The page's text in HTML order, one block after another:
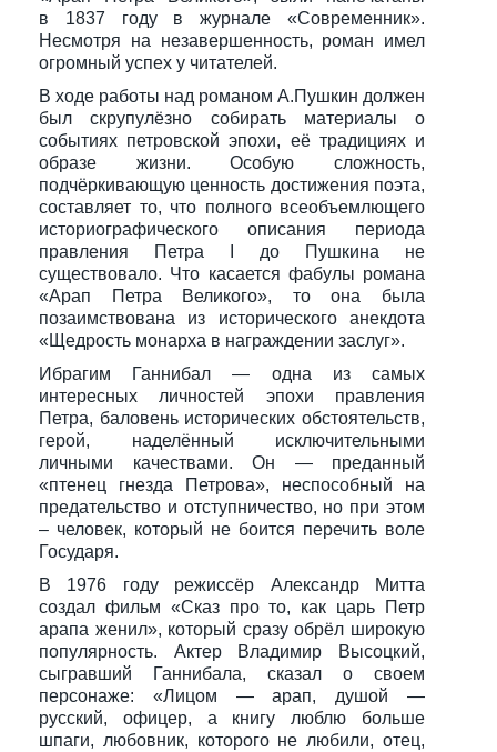
в 1837 году в журнале «Современник».
Несмотря на незавершенность, роман имел
огромный успех у читателей.
В ходе работы над романом А.Пушкин должен
был скрупулёзно собирать материалы о
событиях петровской эпохи, её традициях и
образе жизни. Особую сложность,
подчёркивающую ценность достижения поэта,
составляет то, что полного всеобъемлющего
историографического описания периода
правления Петра I до Пушкина не
существовало. Что касается фабулы романа
«Арап Петра Великого», то она была
позаимствована из исторического анекдота
«Щедрость монарха в награждении заслуг».
Ибрагим Ганнибал — одна из самых
интересных личностей эпохи правления
Петра, баловень исторических обстоятельств,
герой, наделённый исключительными
личными качествами. Он — преданный
«птенец гнезда Петрова», неспособный на
предательство и отступничество, но при этом
– человек, который не боится перечить воле
Государя.
В 1976 году режиссёр Александр Митта
создал фильм «Сказ про то, как царь Петр
арапа женил», который сразу обрёл широкую
популярность. Актер Владимир Высоцкий,
сыгравший Ганнибала, сказал о своем
персонаже: «Лицом — арап, душой —
русский, офицер, а книгу люблю больше
шпаги, любовник, которого не любили, отец,